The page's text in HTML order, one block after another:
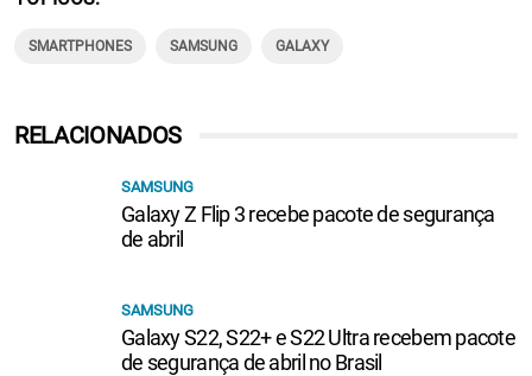
SMARTPHONES SAMSUNG GALAXY
RELACIONADOS
SAMSUNG
Galaxy Z Flip 3 recebe pacote de segurança
de abril
SAMSUNG
Galaxy S22, S22+ e S22 Ultra recebem pacote
de segurança de abril no Brasil